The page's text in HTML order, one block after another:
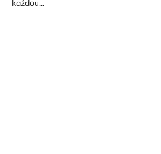
každou...